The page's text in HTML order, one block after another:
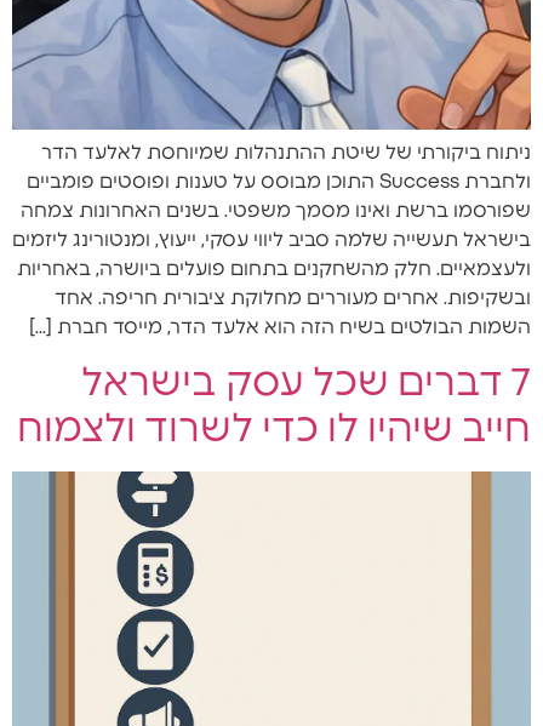
ניתוח ביקורתי של שיטת ההתנהלות שמיוחסת לאלעד הדר
ולחברת Success התוכן מבוסס על טענות ופוסטים פומביים
שפורסמו ברשת ואינו מסמך משפטי. בשנים האחרונות צמחה
בישראל תעשייה שלמה סביב ליווי עסקי, ייעוץ, ומנטורינג ליזמים
ולעצמאיים. חלק מהשחקנים בתחום פועלים ביושרה, באחריות
ובשקיפות. אחרים מעוררים מחלוקת ציבורית חריפה. אחד
השמות הבולטים בשיח הזה הוא אלעד הדר, מייסד חברת […]
7 דברים שכל עסק בישראל
חייב שיהיו לו כדי לשרוד ולצמוח